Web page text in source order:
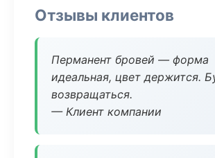
Отзывы клиентов
Перманент бровей — форма
идеальная, цвет держится.
возвращаться.
— Клиент компании